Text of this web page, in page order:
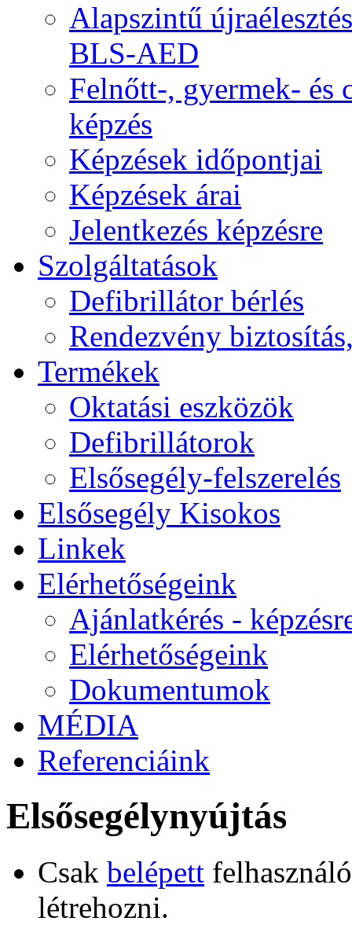
Alapszintű
BLS-AED
Felnőtt-, gyermek- és
képzés
Képzések időpontjai
Képzések árai
Jelentkezés képzésre
Szolgáltatások
Defibrillátor bérlés
Rendezvény
Termékek
Oktatási eszközök
Defibrillátorok
Elsősegély-felszerelés
Elsősegély Kisokos
Linkek
Elérhetőségeink
Ajánlatkérés -
Elérhetőségeink
Dokumentumok
MÉDIA
Referenciáink
Elsősegélynyújtás
Csak belépett
létrehozni.